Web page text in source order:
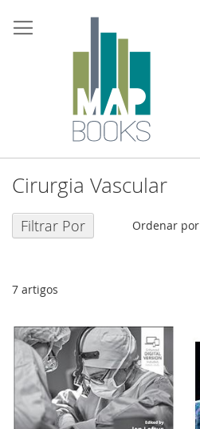
para
o
Cirurgia Vascular
7 artigos
Ordenar por
Filtrar Por